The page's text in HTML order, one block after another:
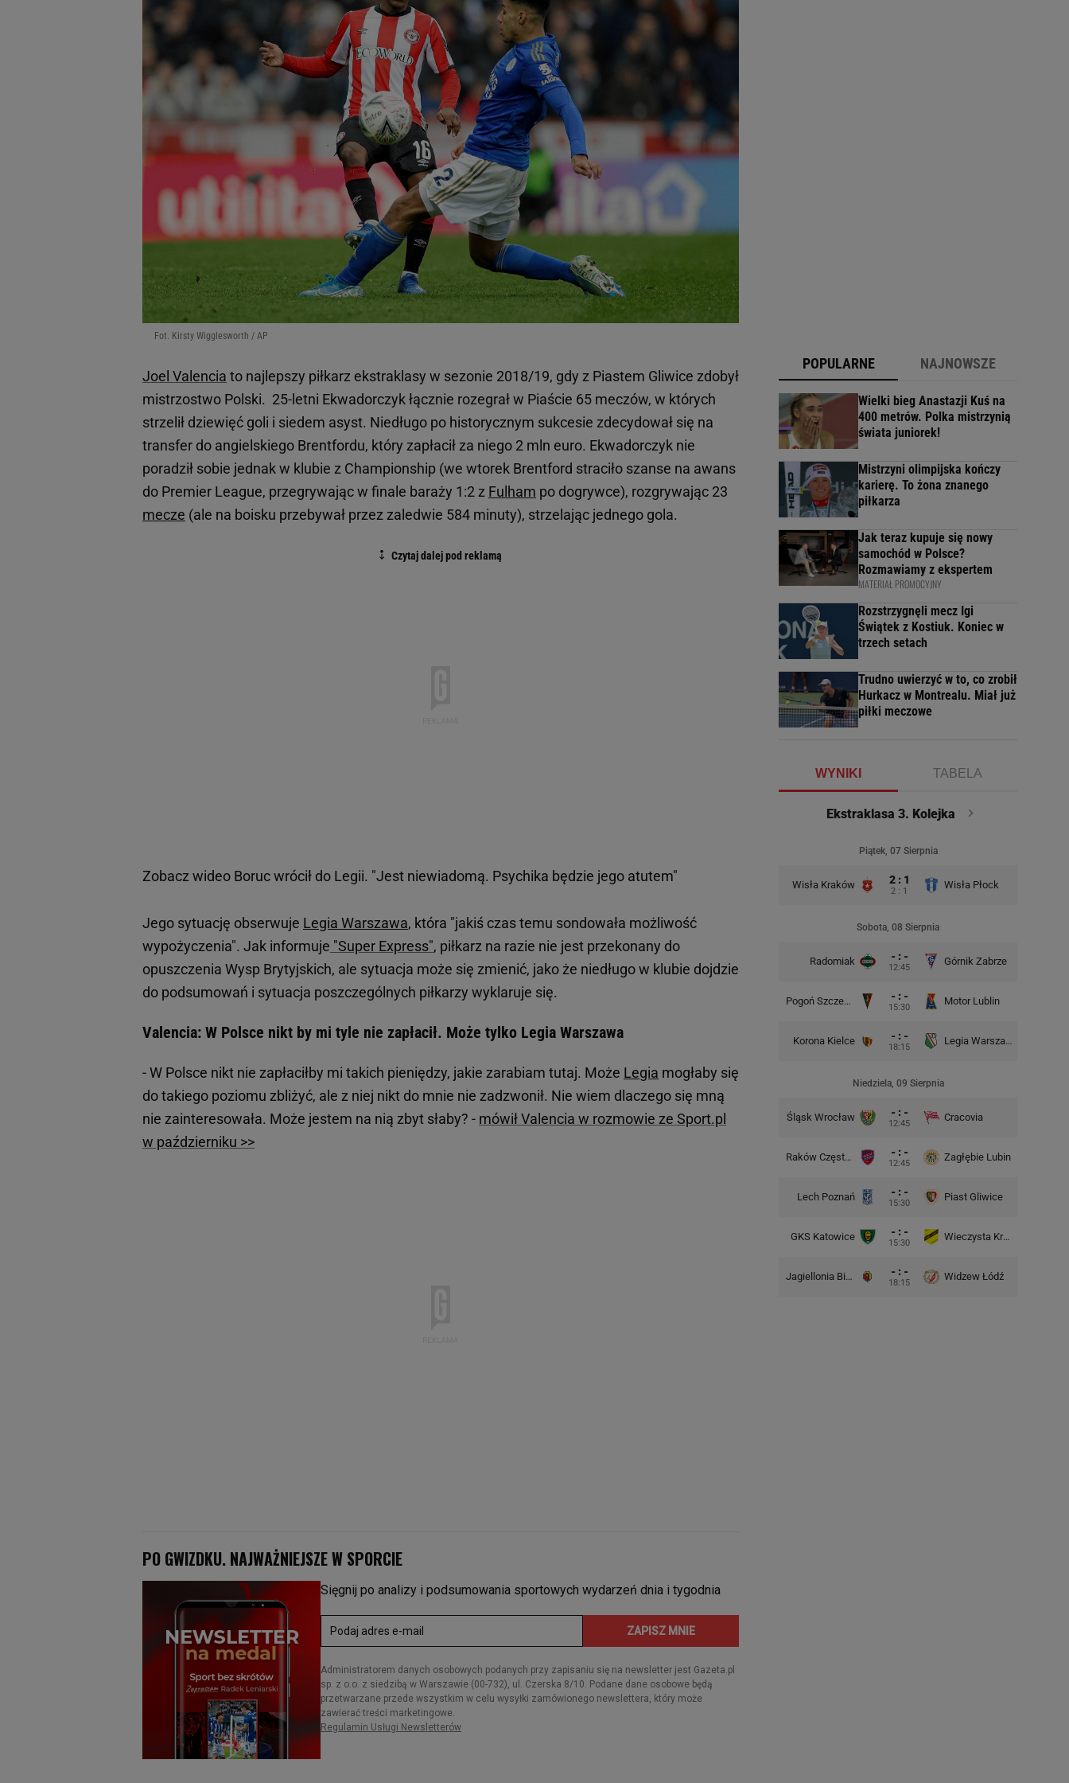
Fot. Kirsty Wigglesworth / AP
Joel Valencia to najlepszy piłkarz ekstraklasy w sezonie 2018/19, gdy z Piastem Gliwice zdobył
mistrzostwo Polski. 25-letni Ekwadorczyk łącznie rozegrał w Piaście 65 meczów, w których
strzelił dziewięć goli i siedem asyst. Niedługo po historycznym sukcesie zdecydował się na
transfer do angielskiego Brentfordu, który zapłacił za niego 2 mln euro. Ekwadorczyk nie
poradził sobie jednak w klubie z Championship (we wtorek Brentford straciło szanse na awans
do Premier League, przegrywając w finale baraży 1:2 z Fulham po dogrywce), rozgrywając 23
mecze (ale na boisku przebywał przez zaledwie 584 minuty), strzelając jednego gola.
Zobacz wideo Boruc wrócił do Legii. "Jest niewiadomą. Psychika będzie jego atutem"
Jego sytuację obserwuje Legia Warszawa, która "jakiś czas temu sondowała możliwość
wypożyczenia". Jak informuje "Super Express", piłkarz na razie nie jest przekonany do
opuszczenia Wysp Brytyjskich, ale sytuacja może się zmienić, jako że niedługo w klubie dojdzie
do podsumowań i sytuacja poszczególnych piłkarzy wyklaruje się.
Valencia: W Polsce nikt by mi tyle nie zapłacił. Może tylko Legia Warszawa
- W Polsce nikt nie zapłaciłby mi takich pieniędzy, jakie zarabiam tutaj. Może Legia mogłaby się
do takiego poziomu zbliżyć, ale z niej nikt do mnie nie zadzwonił. Nie wiem dlaczego się mną
nie zainteresowała. Może jestem na nią zbyt słaby? - mówił Valencia w rozmowie ze Sport.pl
w październiku >>
POPULARNE NAJNOWSZE
Wielki bieg Anastazji Kuś na
400 metrów. Polka mistrzynią
świata juniorek!
Mistrzyni olimpijska kończy
karierę. To żona znanego
piłkarza
Jak teraz kupuje się nowy
samochód w Polsce?
Rozmawiamy z ekspertem
MATERIAŁ PROMOCYJNY
Rozstrzygnęli mecz Igi
Świątek z Kostiuk. Koniec w
trzech setach
Trudno uwierzyć w to, co zrobił
Hurkacz w Montrealu. Miał już
piłki meczowe
WYNIKI TABELA
Ekstraklasa 3. Kolejka
Piątek, 07 Sierpnia
Wisła Kraków 2 : 1
2 : 1
Wisła Płock
Sobota, 08 Sierpnia
Radomiak - : -
12:45
Górnik Zabrze
Pogoń Szczecin - : -
15:30
Motor Lublin
Korona Kielce - : -
18:15
Legia Warszawa
Niedziela, 09 Sierpnia
Śląsk Wrocław - : -
12:45
Cracovia
Raków Częstochowa - : -
12:45
Zagłębie Lubin
Lech Poznań - : -
15:30
Piast Gliwice
GKS Katowice - : -
15:30
Wieczysta Kraków
Jagiellonia Białystok - : -
18:15
Widzew Łódź